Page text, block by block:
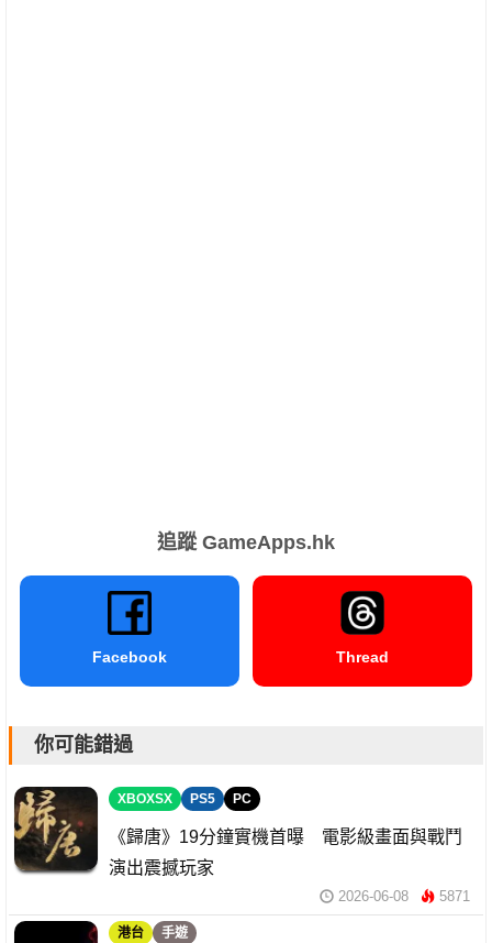
追蹤 GameApps.hk
Facebook Thread
你可能錯過
XBOXSX PS5 PC
《歸唐》19分鐘實機首曝 電影級畫面與戰鬥
演出震撼玩家
2026-06-08 5871
港台 手遊